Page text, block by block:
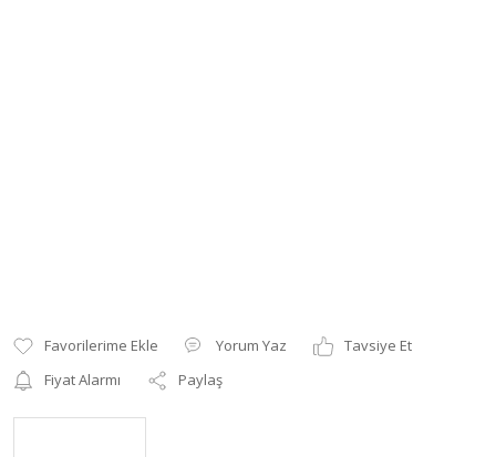
Yorum Yaz
Tavsiye Et
Fiyat Alarmı
Paylaş